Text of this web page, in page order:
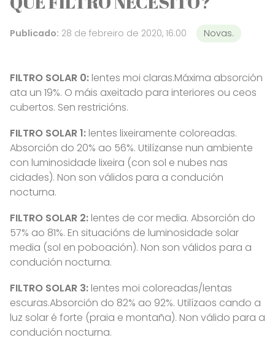
Publicado: 28 de febreiro de 2020, 16:00 Novas.
FILTRO SOLAR 0: lentes moi claras.Máxima absorción
ata un 19%. O máis axeitado para interiores ou ceos
cubertos. Sen restricións.
FILTRO SOLAR 1: lentes lixeiramente coloreadas.
Absorción do 20% ao 56%. Utilízanse nun ambiente
con luminosidade lixeira (con sol e nubes nas
cidades). Non son válidos para a condución
nocturna.
FILTRO SOLAR 2: lentes de cor media. Absorción do
57% ao 81%. En situacións de luminosidade solar
media (sol en poboación). Non son válidos para a
condución nocturna.
FILTRO SOLAR 3: lentes moi coloreadas/lentas
escuras.Absorción do 82% ao 92%. Utilízaos cando a
luz solar é forte (praia e montaña). Non válido para a
condución nocturna.